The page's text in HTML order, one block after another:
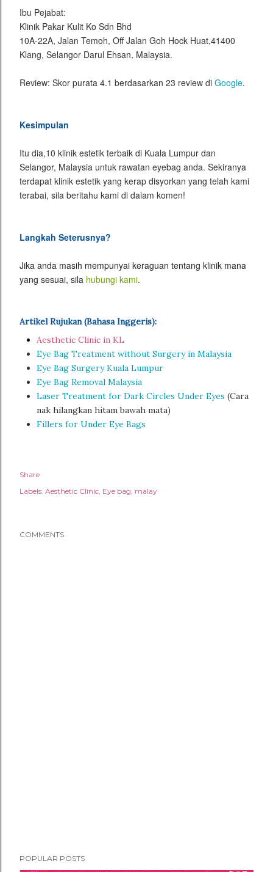
Ibu Pejabat:
Klinik Pakar Kulit Ko Sdn Bhd
10A-22A, Jalan Temoh, Off Jalan Goh Hock Huat,41400
Klang, Selangor Darul Ehsan, Malaysia.
Review: Skor purata 4.1 berdasarkan 23 review di Google.
Kesimpulan
Itu dia,10 klinik estetik terbaik di Kuala Lumpur dan
Selangor, Malaysia untuk rawatan eyebag anda. Sekiranya
terdapat klinik estetik yang kerap disyorkan yang telah kami
terabai, sila beritahu kami di dalam komen!
Langkah Seterusnya?
Jika anda masih mempunyai keraguan tentang klinik mana
yang sesuai, sila hubungi kami.
Artikel Rujukan (Bahasa Inggeris):
Aesthetic Clinic in KL
Eye Bag Treatment without Surgery in Malaysia
Eye Bag Surgery Kuala Lumpur
Eye Bag Removal Malaysia
Laser Treatment for Dark Circles Under Eyes (Cara
nak hilangkan hitam bawah mata)
Fillers for Under Eye Bags
Share
Labels: Aesthetic Clinic Eye bag malay
COMMENTS
POPULAR POSTS